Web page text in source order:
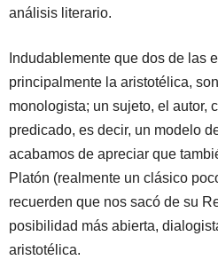
análisis literario.
Indudablemente que dos de las
principalmente la aristotélica,
monologista; un sujeto, el autor,
predicado, es decir, un modelo
acabamos de apreciar que
Platón (realmente un clásico
recuerden que nos sacó de su
posibilidad más abierta,
aristotélica.